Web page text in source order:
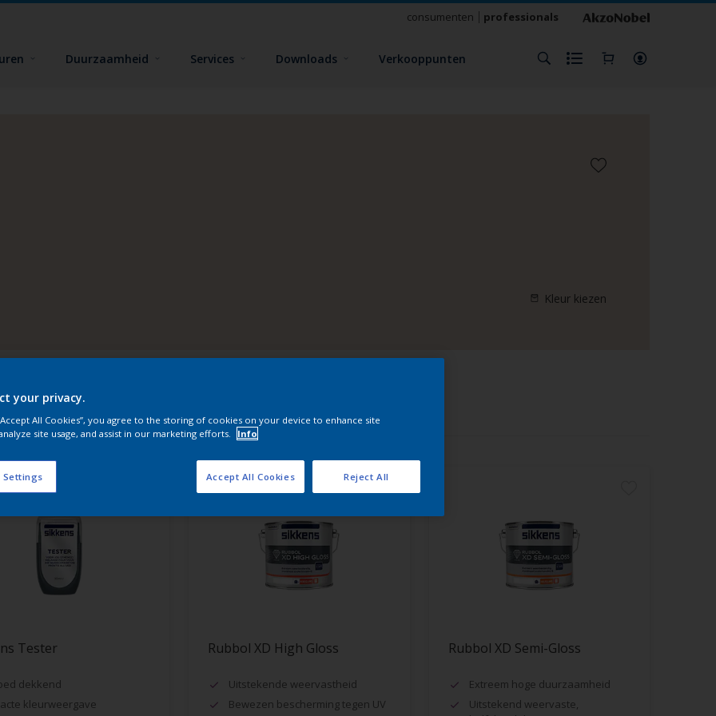
consumenten professionals
Duurzaamheid Services Downloads Verkooppunten
Kleur kiezen
voor jou
Tester
dekkend
kleurweergave
Rubbol XD High Gloss
Uitstekende weervastheid
Bewezen bescherming tegen UV
Rubbol XD Semi-Gloss
Extreem hoge duurzaamheid
Uitstekend weervaste,
your privacy.
All Cookies”, you agree to the storing of cookies on your device to enhance site
site usage, and assist in our marketing efforts.
Info
Settings Reject All
Accept All Cookies